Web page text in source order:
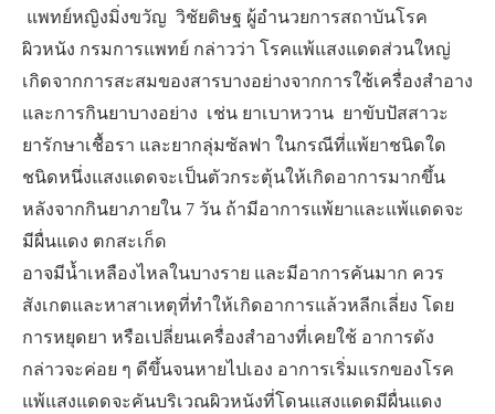
แพทย์หญิงมิ่งขวัญ วิชัยดิษฐ ผู้อำนวยการสถาบันโรค
ผิวหนัง กรมการแพทย์ กล่าวว่า โรคแพ้แสงแดดส่วนใหญ่
เกิดจากการสะสมของสารบางอย่างจากการใช้เครื่องสำอาง
และการกินยาบางอย่าง เช่น ยาเบาหวาน ยาขับปัสสาวะ
ยารักษาเชื้อรา และยากลุ่มซัลฟา ในกรณีที่แพ้ยาชนิดใด
ชนิดหนึ่งแสงแดดจะเป็นตัวกระตุ้นให้เกิดอาการมากขึ้น
หลังจากกินยาภายใน 7 วัน ถ้ามีอาการแพ้ยาและแพ้แดดจะ
มีผื่นแดง ตกสะเก็ด
อาจมีน้ำเหลืองไหลในบางราย และมีอาการคันมาก ควร
สังเกตและหาสาเหตุที่ทำให้เกิดอาการแล้วหลีกเลี่ยง โดย
การหยุดยา หรือเปลี่ยนเครื่องสำอางที่เคยใช้ อาการดัง
กล่าวจะค่อย ๆ ดีขึ้นจนหายไปเอง อาการเริ่มแรกของโรค
แพ้แสงแดดจะคันบริเวณผิวหนังที่โดนแสงแดดมีผื่นแดง